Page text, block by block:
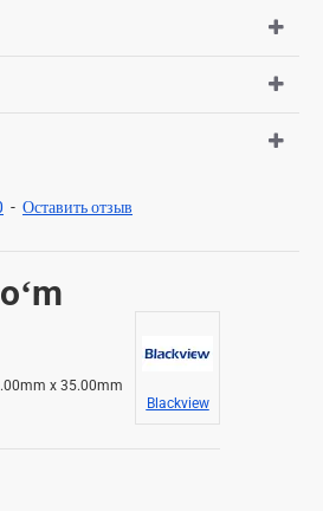
- Оставить отзыв
x 35.00mm
Blackview